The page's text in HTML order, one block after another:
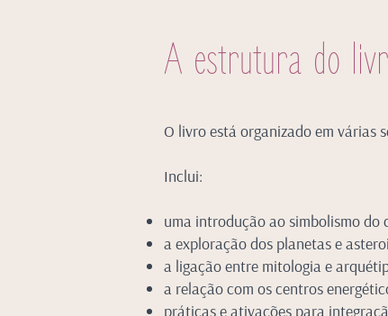
A estrutura do
O livro está organizado em várias
Inclui:
uma introdução ao simbolismo do
a exploração dos planetas e
a ligação entre mitologia e
a relação com os centros
práticas e ativações para